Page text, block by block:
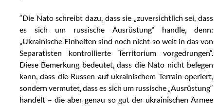
“Die Nato schreibt dazu, dass sie „zuversichtlich sei, dass
es sich um russische Ausrüstung“ handle, denn:
„Ukrainische Einheiten sind noch nicht so weit in das von
Separatisten kontrollierte Territorium vorgedrungen“.
Diese Bemerkung bedeutet, dass die Nato nicht belegen
kann, dass die Russen auf ukrainischem Terrain operiert,
sondern vermutet, dass es sich um russische „Ausrüstung“
handelt – die aber genau so gut der ukrainischen Armee